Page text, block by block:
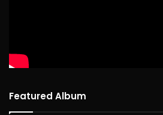
Featured Album